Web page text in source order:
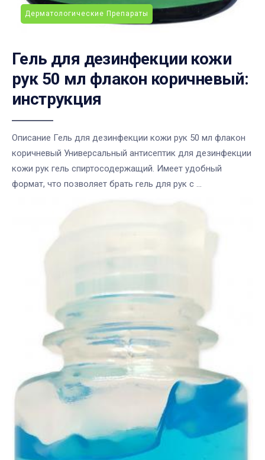
Дерматологические Препараты
Гель для дезинфекции кожи
рук 50 мл флакон коричневый:
инструкция
Описание Гель для дезинфекции кожи рук 50 мл флакон
коричневый Универсальный антисептик для дезинфекции
кожи рук гель спиртосодержащий. Имеет удобный
формат, что позволяет брать гель для рук с ...